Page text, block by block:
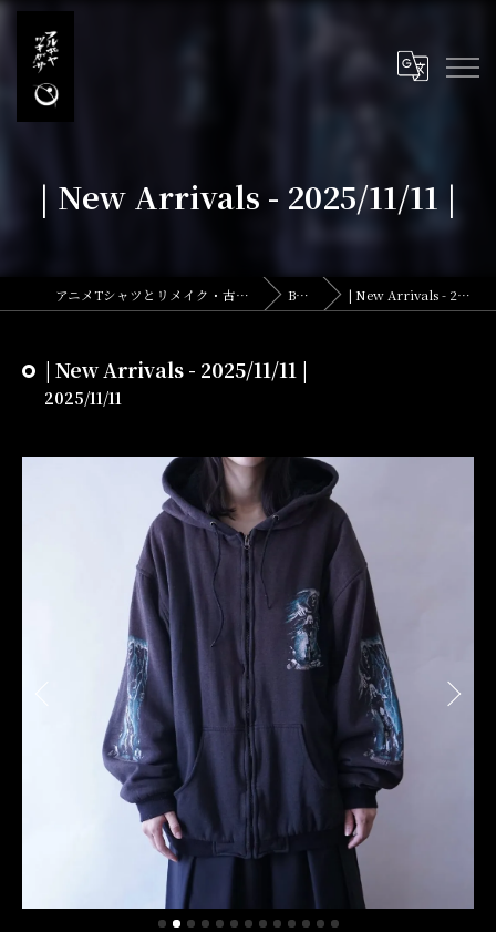
| New Arrivals - 2025/11/11 |
アニメTシャツとリメイク・古着の古着屋月暈 BLOG | New Arrivals - 2025/11/11 |
| New Arrivals - 2025/11/11 |
2025/11/11